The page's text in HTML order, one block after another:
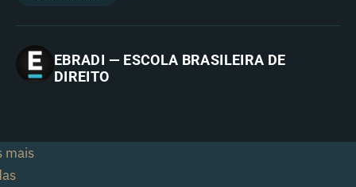
EBRADI — ESCOLA BRASILEIRA DE
DIREITO
mais